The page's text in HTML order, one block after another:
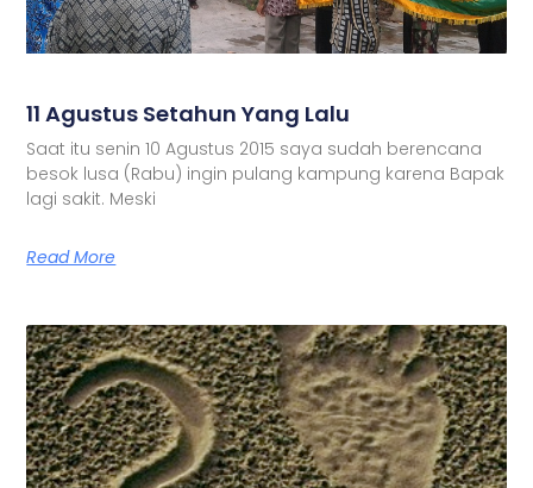
11 Agustus Setahun Yang Lalu
Saat itu senin 10 Agustus 2015 saya sudah berencana
besok lusa (Rabu) ingin pulang kampung karena Bapak
lagi sakit. Meski
Read More